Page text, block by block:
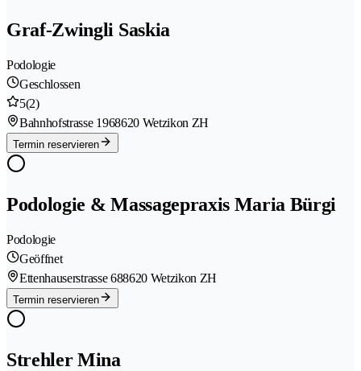
Graf-Zwingli Saskia
Podologie
Geschlossen
5(2)
Bahnhofstrasse 1968620 Wetzikon ZH
Termin reservieren
Podologie & Massagepraxis Maria Bürgi
Podologie
Geöffnet
Ettenhauserstrasse 688620 Wetzikon ZH
Termin reservieren
Strehler Mina